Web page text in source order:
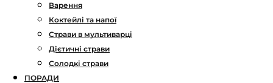
Варення
Коктейлі та напої
Страви в мультиварці
Дієтичні страви
Солодкі страви
ПОРАДИ